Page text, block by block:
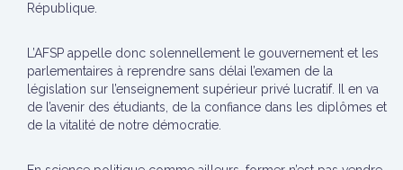
République.
L’AFSP appelle donc solennellement le gouvernement et les
parlementaires à reprendre sans délai l’examen de la
législation sur l’enseignement supérieur privé lucratif. Il en va
de l’avenir des étudiants, de la confiance dans les diplômes et
de la vitalité de notre démocratie.